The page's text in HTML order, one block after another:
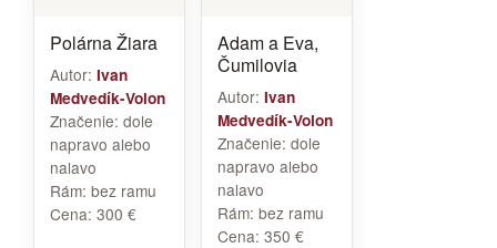
Polárna Žiara
Autor: Ivan
Medvedík-Volon
Značenie: dole
napravo alebo
nalavo
Rám: bez ramu
Cena: 300 €
Adam a Eva,
Čumilovia
Autor: Ivan
Medvedík-Volon
Značenie: dole
napravo alebo
nalavo
Rám: bez ramu
Cena: 350 €